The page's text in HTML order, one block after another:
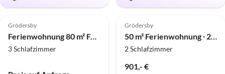
Grödersby
Ferienwohnung 80 m² Ferienhaus ∙ 3 Schlafzimmer ∙ 5 Gäste
3 Schlafzimmer
Grödersby
50 m² Ferienwohnung ∙ 2 Schlafzimmer ∙ 3 Gäste
2 Schlafzimmer
901,- €